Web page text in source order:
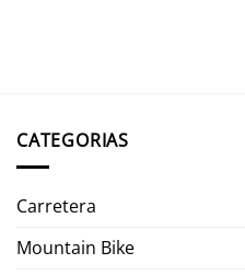
CATEGORIAS
Carretera
Mountain Bike